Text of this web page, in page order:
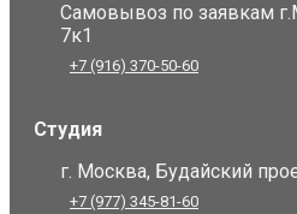
Самовывоз по заявкам
7к1
+7 (916) 370-50-60
Студия
г. Москва, Будайский
+7 (977) 345-81-60